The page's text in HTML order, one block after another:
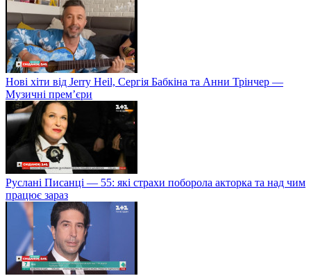
Нові хіти від Jerry Heil, Сергія Бабкіна та Анни Трінчер —
Музичні прем’єри
Руслані Писанці — 55: які страхи поборола акторка та над чим
працює зараз